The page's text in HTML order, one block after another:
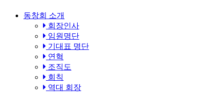
동창회 소개
회장인사
임원명단
기대표 명단
연혁
조직도
회칙
역대 회장